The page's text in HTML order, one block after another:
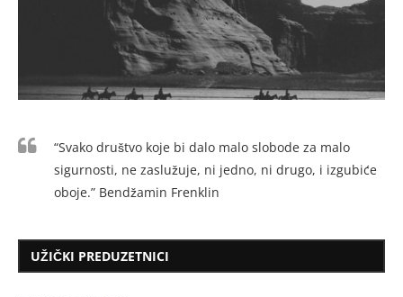
“Svako društvo koje bi dalo malo slobode za malo
sigurnosti, ne zaslužuje, ni jedno, ni drugo, i izgubiće
oboje.” Bendžamin Frenklin
UŽIČKI PREDUZETNICI